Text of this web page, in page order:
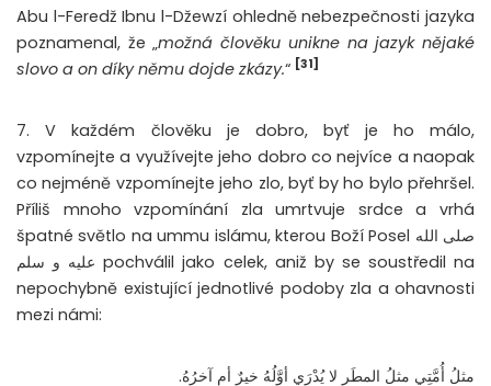
Abu l-Feredž Ibnu l-Džewzí ohledně nebezpečnosti jazyka
poznamenal, že „možná člověku unikne na jazyk nějaké
slovo a on díky němu dojde zkázy.“ [31]
7. V každém člověku je dobro, byť je ho málo,
vzpomínejte a využívejte jeho dobro co nejvíce a naopak
co nejméně vzpomínejte jeho zlo, byť by ho bylo přehršel.
Příliš mnoho vzpomínání zla umrtvuje srdce a vrhá
špatné světlo na ummu islámu, kterou Boží Posel صلى الله
عليه و سلم pochválil jako celek, aniž by se soustředil na
nepochybně existující jednotlivé podoby zla a ohavnosti
mezi námi:
مثلُ أُمَّتِي مثلُ المطَرِ لا يُدْرَي أوَّلُهُ خيرٌ أم آخرُهُ.